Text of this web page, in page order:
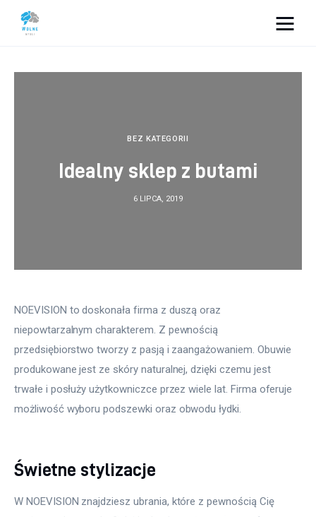
Dom i ogród
Więcej
BEZ KATEGORII
Idealny sklep z butami
6 LIPCA, 2019
NOEVISION to doskonała firma z duszą oraz
niepowtarzalnym charakterem. Z pewnością
przedsiębiorstwo tworzy z pasją i zaangażowaniem. Obuwie
produkowane jest ze skóry naturalnej, dzięki czemu jest
trwałe i posłuży użytkowniczce przez wiele lat. Firma oferuje
możliwość wyboru podszewki oraz obwodu łydki.
Świetne stylizacje
W NOEVISION znajdziesz ubrania, które z pewnością Cię